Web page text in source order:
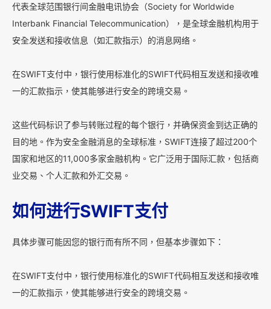
代表全球范围银行间金融电讯协会（Society for Worldwide
Interbank Financial Telecommunication），是全球金融机构用于
安全发送和接收信息（如汇款指示）的消息网络。
在SWIFT支付中，银行使用标准化的SWIFT代码相互发送和接收唯
一的汇款指示，使其能够进行安全的跨境交易。
这些代码标识了参与转账过程的每个银行，并确保资金到达正确的
目的地。作为安全金融消息的全球标准，SWIFT连接了超过200个
国家和地区的11,000多家金融机构。它广泛用于国际汇款，包括商
业交易、个人汇款和外汇交易。
如何进行SWIFT支付
具体步骤可能因您的银行而有所不同，但基本步骤如下：
在SWIFT支付中，银行使用标准化的SWIFT代码相互发送和接收唯
一的汇款指示，使其能够进行安全的跨境交易。